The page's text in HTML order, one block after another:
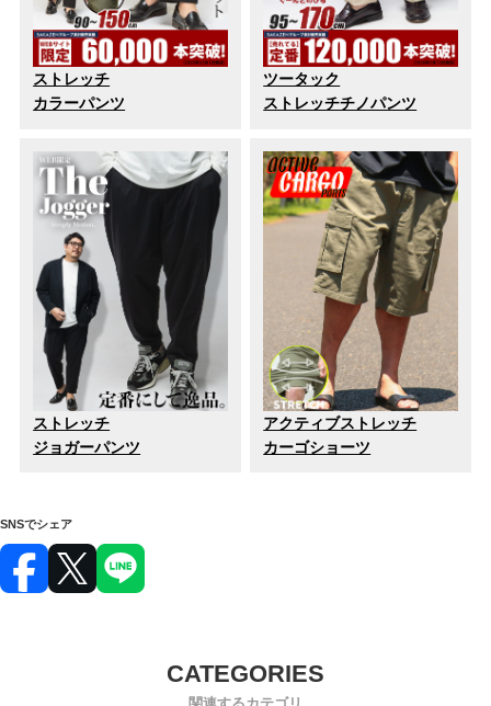
ストレッチ
カラーパンツ
ツータック
ストレッチチノパンツ
ストレッチ
ジョガーパンツ
アクティブストレッチ
カーゴショーツ
SNSでシェア